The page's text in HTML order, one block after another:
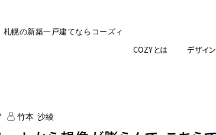
札幌の新築一戸建てなら コーズィ
COZYとは デザイ
竹本 沙綾